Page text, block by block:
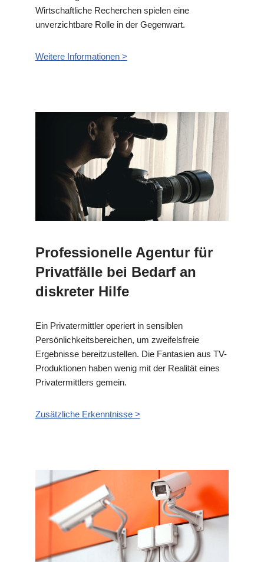
Wirtschaftliche Recherchen spielen eine
unverzichtbare Rolle in der Gegenwart.
Weitere Informationen >
Professionelle Agentur für
Privatfälle bei Bedarf an
diskreter Hilfe
Ein Privatermittler operiert in sensiblen
Persönlichkeitsbereichen, um zweifelsfreie
Ergebnisse bereitzustellen. Die Fantasien aus TV-
Produktionen haben wenig mit der Realität eines
Privatermittlers gemein.
Zusätzliche Erkenntnisse >